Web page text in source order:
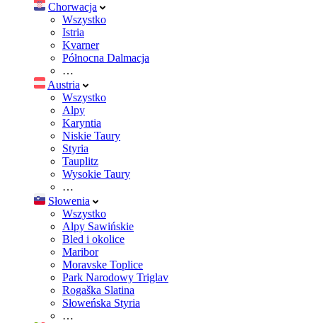
Chorwacja
Wszystko
Istria
Kvarner
Północna Dalmacja
…
Austria
Wszystko
Alpy
Karyntia
Niskie Taury
Styria
Tauplitz
Wysokie Taury
…
Słowenia
Wszystko
Alpy Sawińskie
Bled i okolice
Maribor
Moravske Toplice
Park Narodowy Triglav
Rogaška Slatina
Słoweńska Styria
…